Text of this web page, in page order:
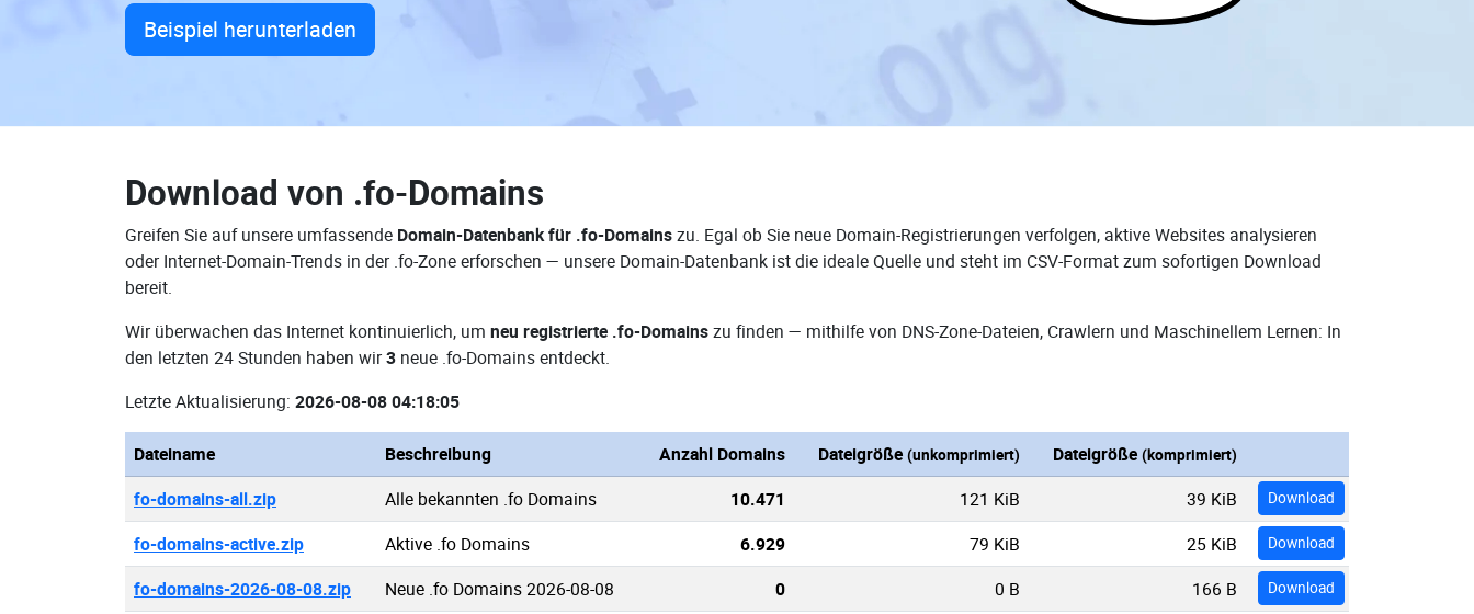
Beispiel herunterladen
Download von .fo-Domains
Greifen Sie auf unsere umfassende Domain-Datenbank für .fo-Domainszu. Egal ob Sie neue Domain-Registrierungen verfolgen, aktive Websites analysieren
oder Internet-Domain-Trends in der .fo-Zone erforschen — unsere Domain-Datenbank ist die ideale Quelle und steht im CSV-Format zum sofortigen Download
bereit.
Wir überwachen das Internet kontinuierlich, um neu registrierte .fo-Domainszu finden — mithilfe von DNS-Zone-Dateien, Crawlern und Maschinellem Lernen: In
den letzten 24 Stunden haben wir3 neue .fo-Domains entdeckt.
Letzte Aktualisierung: 2026-08-08 04:18:05
Dateiname Beschreibung Anzahl Domains Dateigröße (unkomprimiert) Dateigröße (komprimiert)
fo-domains-all.zip Alle bekannten .fo Domains 10.471 121 KiB 39 KiB Download
fo-domains-active.zip Aktive .fo Domains 6.929 79 KiB 25 KiB Download
fo-domains-2026-08-08.zip Neue .fo Domains 2026-08-08 0 0 B 166 B Download